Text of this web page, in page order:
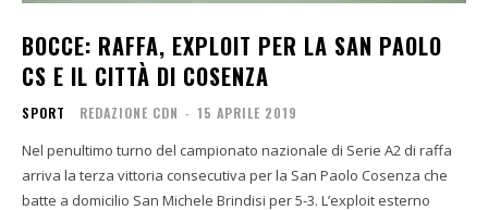
BOCCE: RAFFA, EXPLOIT PER LA SAN PAOLO
CS E IL CITTÀ DI COSENZA
SPORT REDAZIONE CDN - 15 APRILE 2019
Nel penultimo turno del campionato nazionale di Serie A2 di raffa
arriva la terza vittoria consecutiva per la San Paolo Cosenza che
batte a domicilio San Michele Brindisi per 5-3. L’exploit esterno